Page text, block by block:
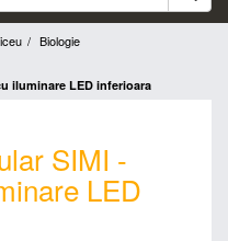
Biologie
iluminare LED inferioara
SIMI -
LED